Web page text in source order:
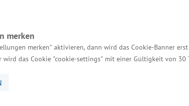
merken
merken" aktivieren, dann wird das Cookie-Banner
wird das Cookie "cookie-settings" mit einer Gültigkeit von 30
Services